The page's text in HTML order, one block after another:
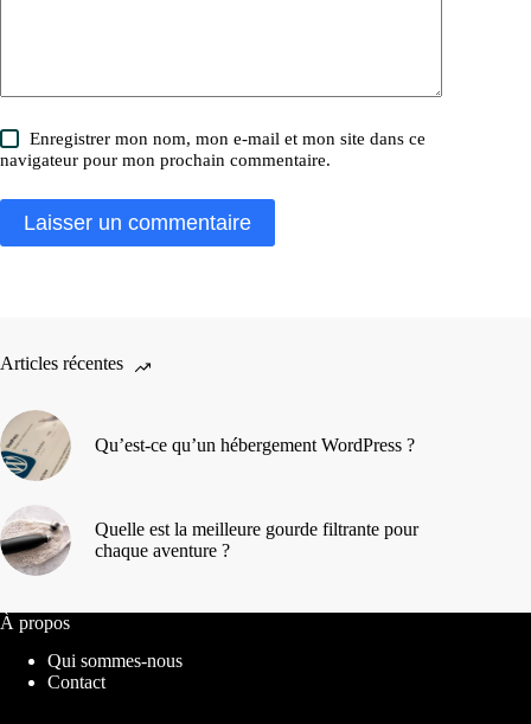
Enregistrer mon nom, mon e-mail et mon site dans ce
navigateur pour mon prochain commentaire.
Laisser un commentaire
Articles récentes
Qu’est-ce qu’un hébergement WordPress ?
Quelle est la meilleure gourde filtrante pour
chaque aventure ?
À propos
Qui sommes-nous
Contact